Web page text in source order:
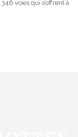
voies qui s’offrent à